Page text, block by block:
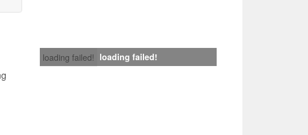
loading failed! loading failed!